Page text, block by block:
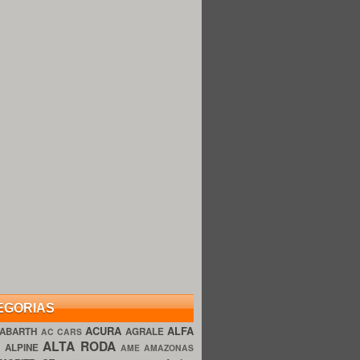
ABARTH AC CARS ACURA AGRALE ALFA
ALPINEALTA RODA AME AMAZONAS